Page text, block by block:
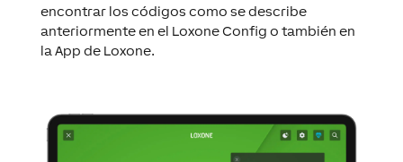
encontrar los códigos como se describe
anteriormente en el Loxone Config o también en
la App de Loxone.